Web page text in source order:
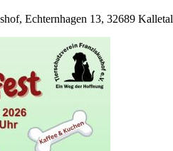
Echternhagen 13, 32689 Kalletal